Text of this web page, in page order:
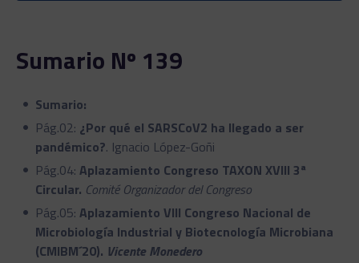
Sumario Nº 139
Sumario:
Pág.02: ¿Por qué el SARSCoV2 ha llegado a ser
pandémico?. Ignacio López-Goñi
Pág.04: Aplazamiento Congreso TAXON XVIII 3ª
Circular. Comité Organizador del Congreso
Pág.05: Aplazamiento VIII Congreso Nacional de
Microbiología Industrial y Biotecnología Microbiana
(CMIBM´20). Vicente Monedero